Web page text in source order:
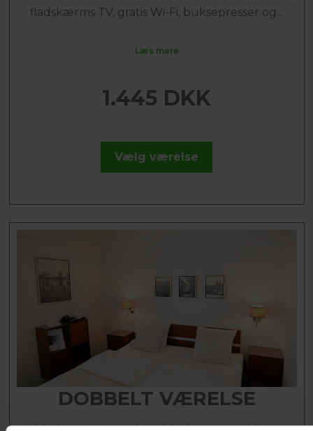
fladskærms TV, gratis Wi-Fi, buksepresser og...
Læs mere
1.445 DKK
Vælg værelse
DOBBELT VÆRELSE